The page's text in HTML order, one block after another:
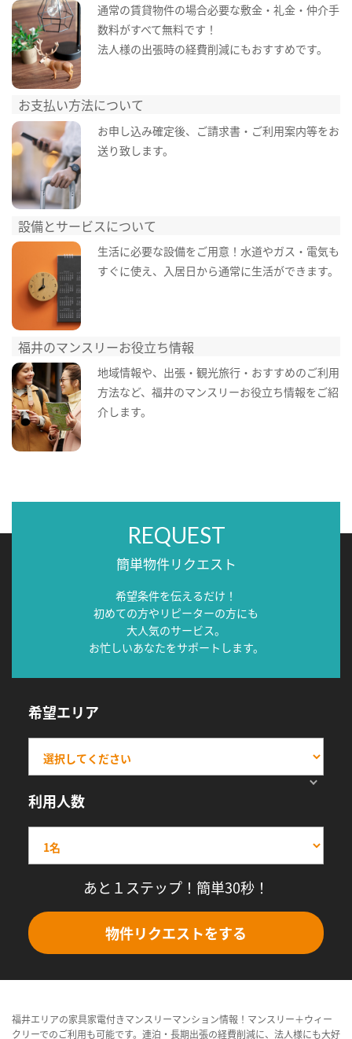
通常の賃貸物件の場合必要な敷金・礼金・仲介手
数料がすべて無料です！
法人様の出張時の経費削減にもおすすめです。
お支払い方法について
お申し込み確定後、ご請求書・ご利用案内等をお
送り致します。
設備とサービスについて
生活に必要な設備をご用意！水道やガス・電気も
すぐに使え、入居日から通常に生活ができます。
福井のマンスリーお役立ち情報
地域情報や、出張・観光旅行・おすすめのご利用
方法など、福井のマンスリーお役立ち情報をご紹
介します。
REQUEST
簡単物件リクエスト
希望条件を伝えるだけ！
初めての方やリピーターの方にも
大人気のサービス。
お忙しいあなたをサポートします。
希望エリア
利用人数
あと１ステップ！簡単30秒！
物件リクエストをする
福井エリアの家具家電付きマンスリーマンション情報！マンスリー＋ウィー
クリーでのご利用も可能です。連泊・長期出張の経費削減に、法人様にも大好